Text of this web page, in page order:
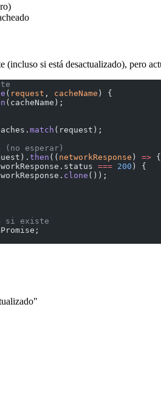
(incluso si está desactualizado), pero
( request , cacheName ) {
(cacheName);
match (request);
(no esperar)
then (( networkResponse ) => {
=== 200 ) {
clone ());
si existe